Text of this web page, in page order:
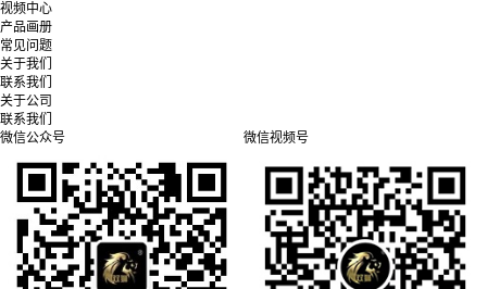
视频中心
产品画册
常见问题
关于我们
联系我们
关于公司
联系我们
微信公众号
微信视频号